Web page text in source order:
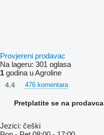
Provjereni prodavac
Na lageru: 301 oglasa
1 godina u Agroline
4.4 476 komentara
Pretplatite se na prodavca
Jezici: češki